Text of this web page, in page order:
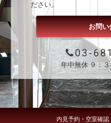
ださい。
お問い
03-
年中無休 ９：
内見予約・空室確